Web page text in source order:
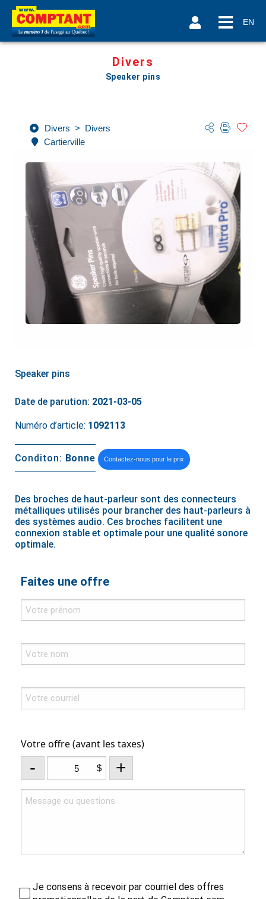
EN
Divers
Speaker pins
Divers > Divers
Cartierville
Speaker pins
Date de parution: 2021-03-05
Numéro d’article: 1092113
Conditon: Bonne Contactez-nous pour le prix
Des broches de haut-parleur sont des connecteurs
métalliques utilisés pour brancher des haut-parleurs à
des systèmes audio. Ces broches facilitent une
connexion stable et optimale pour une qualité sonore
optimale.
Faites une offre
Votre offre (avant les taxes)
- $ +
Je consens à recevoir par courriel des offres